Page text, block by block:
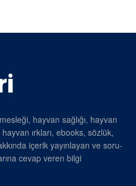
hayvan sağlığı, hayvan
ırkları, ebooks, sözlük,
içerik yayınlayan ve soru-
cevap veren bilgi